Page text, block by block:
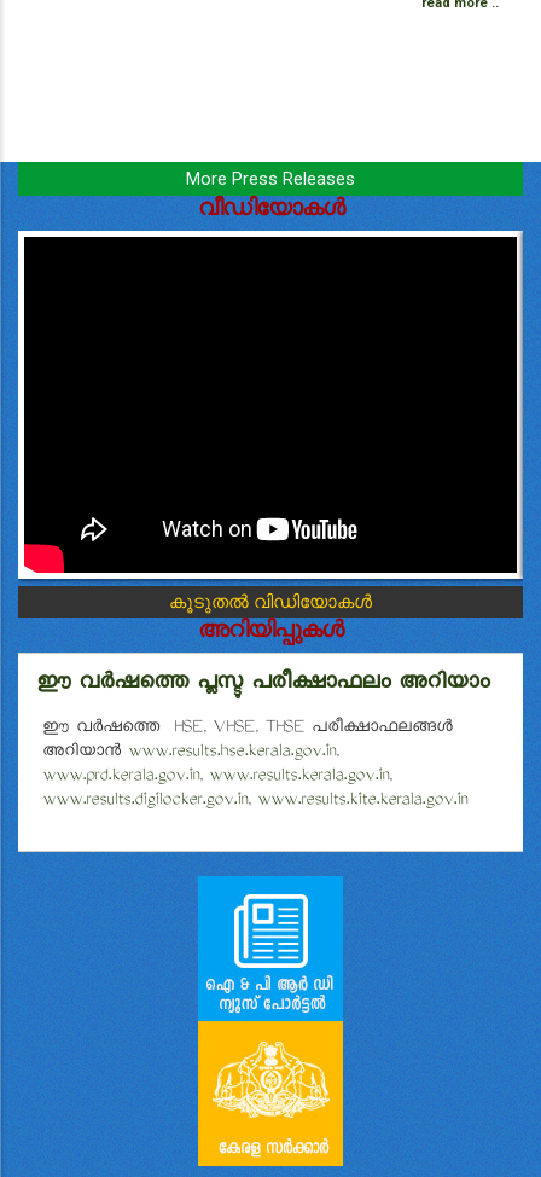
More Press Releases
വീഡിയോകൾ
കൂടുതൽ വിഡിയോകൾ
അറിയിപ്പുകൾ
ഈ വർഷത്തെ പ്ലസ്ടു പരീക്ഷാഫലം അറിയാം
ഈ വർഷത്തെ HSE, VHSE, THSE പരീക്ഷാഫലങ്ങള്‍
അറിയാൻ www.results.hse.kerala.gov.in,
www.prd.kerala.gov.in, www.results.kerala.gov.in,
www.results.digilocker.gov.in, www.results.kite.kerala.gov.in